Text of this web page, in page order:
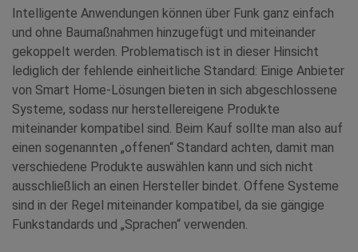
Intelligente Anwendungen können über Funk ganz einfach
und ohne Baumaßnahmen hinzugefügt und miteinander
gekoppelt werden. Problematisch ist in dieser Hinsicht
lediglich der fehlende einheitliche Standard: Einige Anbieter
von Smart Home-Lösungen bieten in sich abgeschlossene
Systeme, sodass nur herstellereigene Produkte
miteinander kompatibel sind. Beim Kauf sollte man also auf
einen sogenannten „offenen“ Standard achten, damit man
verschiedene Produkte auswählen kann und sich nicht
ausschließlich an einen Hersteller bindet. Offene Systeme
sind in der Regel miteinander kompatibel, da sie gängige
Funkstandards und „Sprachen“ verwenden.